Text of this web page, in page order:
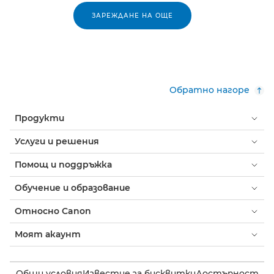
ЗАРЕЖДАНЕ НА ОЩЕ
Обратно нагоре
Продукти
Услуги и решения
Помощ и поддръжка
Обучение и образование
Относно Canon
Моят акаунт